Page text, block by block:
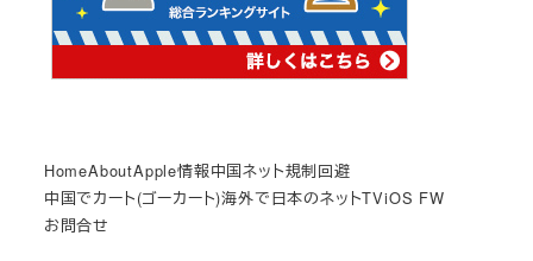
HomeAboutApple情報中国ネット規制回避
中国でカート(ゴーカート)海外で日本のネットTViOS FW
お問合せ